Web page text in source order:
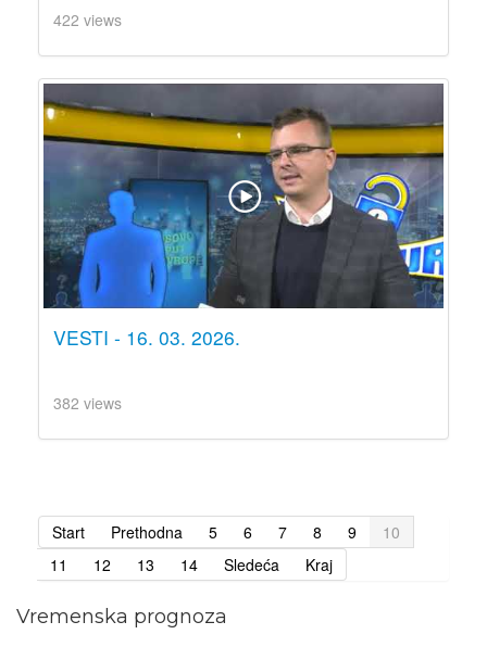
422 views
VESTI - 16. 03. 2026.
382 views
Start Prethodna 5 6 7 8 9
10
11
12 13 14 Sledeća Kraj
Vremenska prognoza